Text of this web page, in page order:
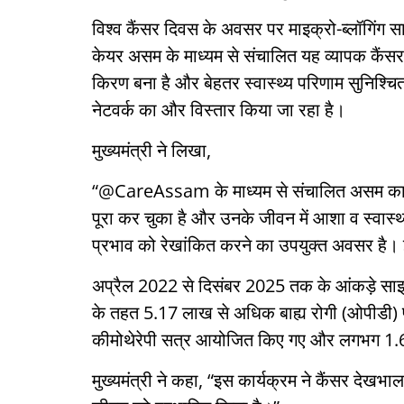
विश्व कैंसर दिवस के अवसर पर माइक्रो-ब्लॉगिंग
केयर असम के माध्यम से संचालित यह व्यापक
किरण बना है और बेहतर स्वास्थ्य परिणाम
नेटवर्क का और विस्तार किया जा रहा है।
मुख्यमंत्री ने लिखा,
“@CareAssam के माध्यम से संचालित असम
पूरा कर चुका है और उनके जीवन में आशा व
प्रभाव को रेखांकित करने का उपयुक्त अवसर है।
अप्रैल 2022 से दिसंबर 2025 तक के आंकड़े
के तहत 5.17 लाख से अधिक बाह्य रोगी
कीमोथेरेपी सत्र आयोजित किए गए और लगभग
मुख्यमंत्री ने कहा, “इस कार्यक्रम ने कैंसर